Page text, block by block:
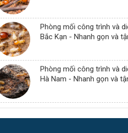
Phòng mối công trình và
Bắc Kạn - Nhanh gọn và
Phòng mối công trình và
Hà Nam - Nhanh gọn và